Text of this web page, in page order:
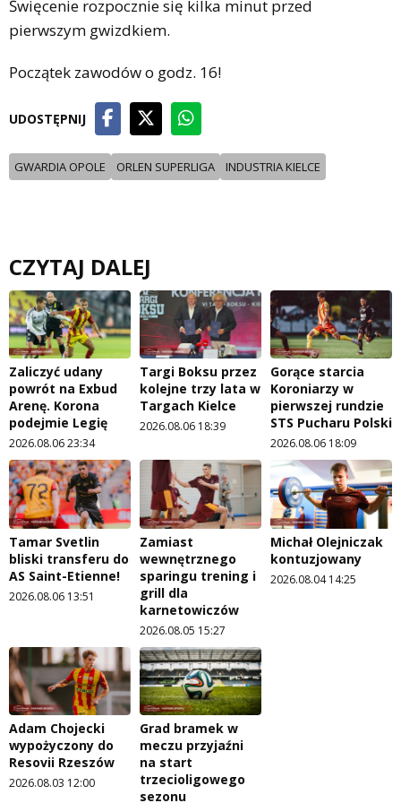
Święcenie rozpocznie się kilka minut przed
pierwszym gwizdkiem.
Początek zawodów o godz. 16!
UDOSTĘPNIJ
GWARDIA OPOLE ORLEN SUPERLIGA INDUSTRIA KIELCE
CZYTAJ DALEJ
Zaliczyć udany
powrót na Exbud
Arenę. Korona
podejmie Legię
2026.08.06 23:34
Targi Boksu przez
kolejne trzy lata w
Targach Kielce
2026.08.06 18:39
Gorące starcia
Koroniarzy w
pierwszej rundzie
STS Pucharu Polski
2026.08.06 18:09
Tamar Svetlin
bliski transferu do
AS Saint-Etienne!
2026.08.06 13:51
Zamiast
wewnętrznego
sparingu trening i
grill dla
karnetowiczów
2026.08.05 15:27
Michał Olejniczak
kontuzjowany
2026.08.04 14:25
Adam Chojecki
wypożyczony do
Resovii Rzeszów
2026.08.03 12:00
Grad bramek w
meczu przyjaźni
na start
trzecioligowego
sezonu